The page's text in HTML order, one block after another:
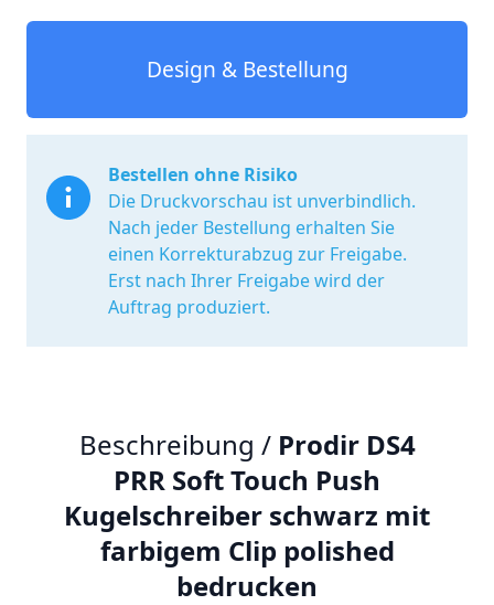
Design & Bestellung
Bestellen ohne Risiko
Die Druckvorschau ist unverbindlich.
Nach jeder Bestellung erhalten Sie
einen Korrekturabzug zur Freigabe.
Erst nach Ihrer Freigabe wird der
Auftrag produziert.
Beschreibung / Prodir DS4
PRR Soft Touch Push
Kugelschreiber schwarz mit
farbigem Clip polished
bedrucken